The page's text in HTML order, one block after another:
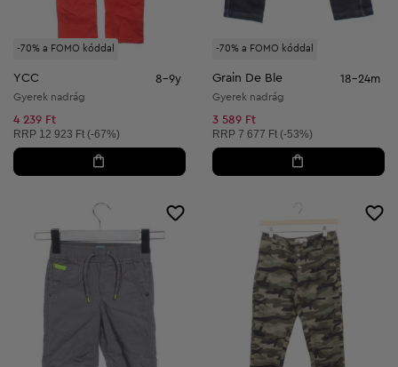
-70% a FOMO kóddal
YCC 8-9y
Gyerek nadrág
4 239 Ft
Ajánlott ár:
RRP 12 923 Ft (-67%)
-70% a FOMO kóddal
Grain De Ble 18-24m
Gyerek nadrág
3 589 Ft
Ajánlott ár:
RRP 7 677 Ft (-53%)